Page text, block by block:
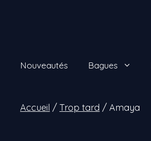
Nouveautés Bagues
Accueil / Trop tard / Amaya